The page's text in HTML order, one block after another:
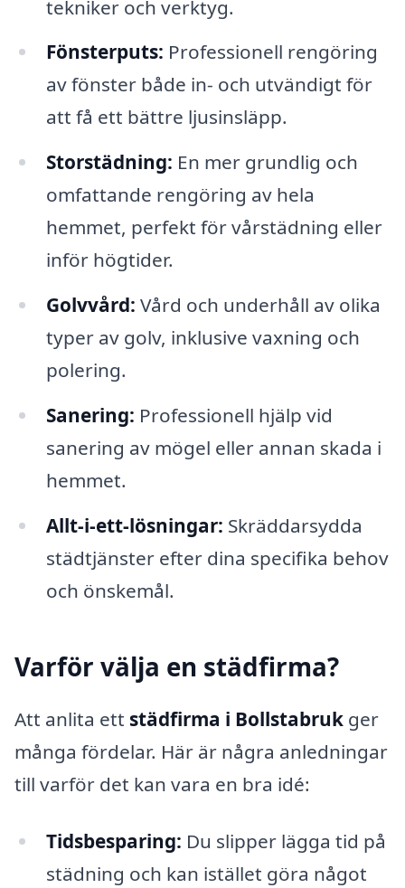
tekniker och verktyg.
Fönsterputs: Professionell rengöring
av fönster både in- och utvändigt för
att få ett bättre ljusinsläpp.
Storstädning: En mer grundlig och
omfattande rengöring av hela
hemmet, perfekt för vårstädning eller
inför högtider.
Golvvård: Vård och underhåll av olika
typer av golv, inklusive vaxning och
polering.
Sanering: Professionell hjälp vid
sanering av mögel eller annan skada i
hemmet.
Allt-i-ett-lösningar: Skräddarsydda
städtjänster efter dina specifika behov
och önskemål.
Varför välja en städfirma?
Att anlita ett städfirma i Bollstabruk ger
många fördelar. Här är några anledningar
till varför det kan vara en bra idé:
Tidsbesparing: Du slipper lägga tid på
städning och kan istället göra något